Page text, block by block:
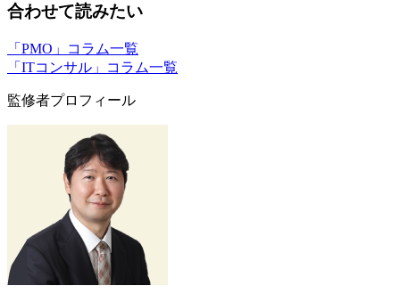
合わせて読みたい
「PMO」コラム一覧
「ITコンサル」コラム一覧
監修者プロフィール